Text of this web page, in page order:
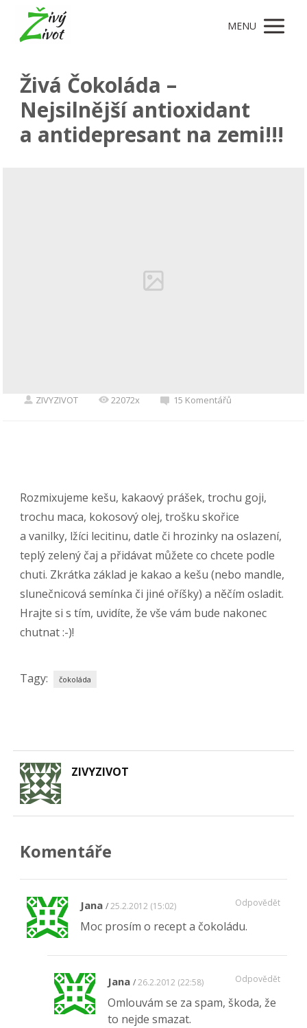
MENU
Živá Čokoláda –
Nejsilnější antioxidant
a antidepresant na zemi!!!
ZIVYZIVOT 22072x 15 Komentářů
Rozmixujeme kešu, kakaový prášek, trochu goji,
trochu maca, kokosový olej, trošku skořice
a vanilky, lžíci lecitinu, datle či hrozinky na oslazení,
teplý zelený čaj a přidávat můžete co chcete podle
chuti. Zkrátka základ je kakao a kešu (nebo mandle,
slunečnicová semínka či jiné oříšky) a něčím osladit.
Hrajte si s tím, uvidíte, že vše vám bude nakonec
chutnat :-)!
Tagy: čokoláda
ZIVYZIVOT
Komentáře
Jana 25.2.2012 (15:02)
Moc prosím o recept a čokoládu.
Odpovědět
Jana 26.2.2012 (22:58)
Omlouvám se za spam, škoda, že
to nejde smazat.
Odpovědět